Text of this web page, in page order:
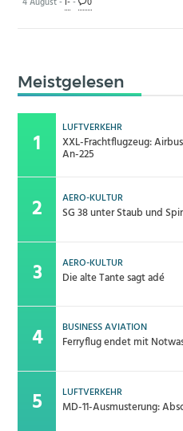
4 August - I-- 0
Meistgelesen
LUFTVERKEHR
XXL-Frachtflugzeug:
An-225
AERO-KULTUR
SG 38 unter Staub und
AERO-KULTUR
Die alte Tante sagt adé
BUSINESS AVIATION
Ferryflug endet mit
LUFTVERKEHR
MD-11-Ausmusterung: